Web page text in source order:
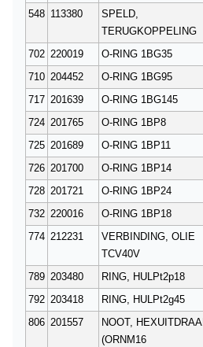
548 113380
SPELD,
TERUGKOPPELING
702 220019 O-RING 1BG35
710 204452 O-RING 1BG95
717 201639 O-RING 1BG145
724 201765 O-RING 1BP8
725 201689 O-RING 1BP11
726 201700 O-RING 1BP14
728 201721 O-RING 1BP24
732 220016 O-RING 1BP18
774 212231
VERBINDING, OLIE
TCV40V
789 203480 RING, HULPt2p18
792 203418 RING, HULPt2g45
806 201557
NOOT, HEXUITDRAAI
(ORNM16